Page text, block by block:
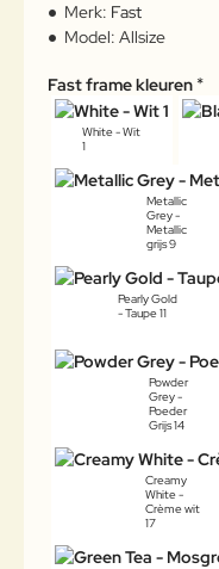
Merk: Fast
Model: Allsize
Fast frame kleuren
White - Wit
1
Metallic
Grey -
Metallic
grijs 9
Pearly Gold
- Taupe 11
Powder
Grey -
Poeder
Grijs 14
Creamy
White -
Crème wit
17